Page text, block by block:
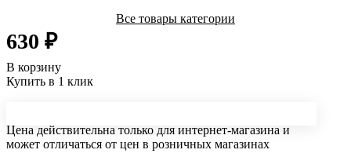
Все товары категории
630 ₽
В корзину
Купить в 1 клик
Цена действительна только для интернет-магазина и
может отличаться от цен в розничных магазинах